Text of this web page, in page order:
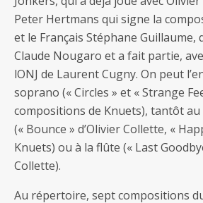
Peter Hertmans qui signe la
et le Français Stéphane Guillaume,
Claude Nougaro et a fait partie,
lONJ de Laurent Cugny. On peut
soprano (« Circles » et « Strange
compositions de Knuets), tantôt
(« Bounce » d’Olivier Collette, «
Knuets) ou à la flûte (« Last
Collette).
Au répertoire, sept compositions